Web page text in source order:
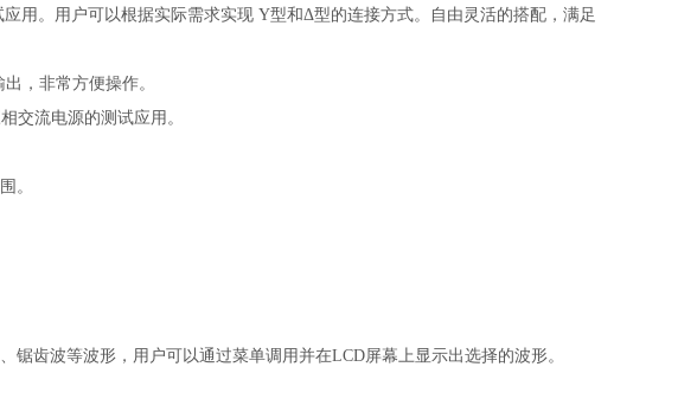
用。用户可以根据实际需求实现 Y型和Δ型的连接方式。自由灵活的搭配，满足
，非常方便操作。
交流电源的测试应用。
。
齿波等波形，用户可以通过菜单调用并在LCD屏幕上显示出选择的波形。